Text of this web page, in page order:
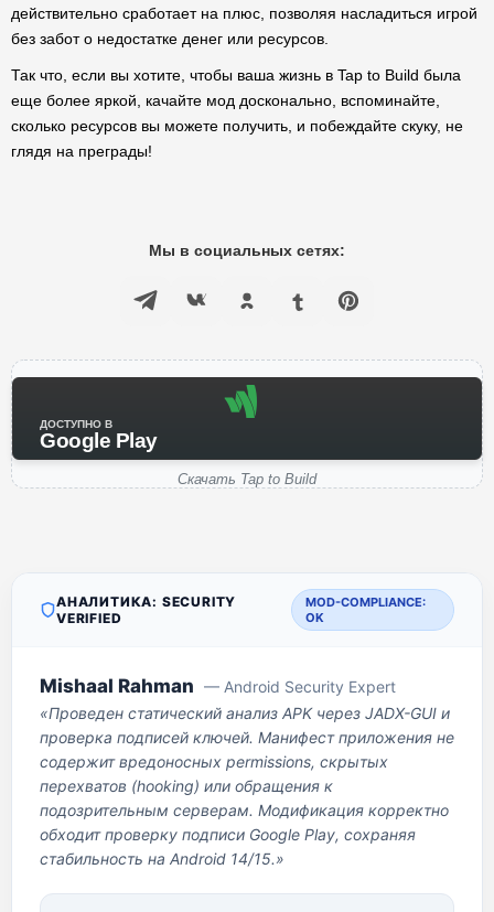
действительно сработает на плюс, позволяя насладиться игрой
без забот о недостатке денег или ресурсов.
Так что, если вы хотите, чтобы ваша жизнь в Tap to Build была
еще более яркой, качайте мод досконально, вспоминайте,
сколько ресурсов вы можете получить, и побеждайте скуку, не
глядя на преграды!
Мы в социальных сетях:
ДОСТУПНО В
Google Play
Скачать Tap to Build
АНАЛИТИКА: SECURITY
VERIFIED
MOD-COMPLIANCE:
OK
Mishaal Rahman — Android Security Expert
«Проведен статический анализ APK через JADX-GUI и
проверка подписей ключей. Манифест приложения не
содержит вредоносных permissions, скрытых
перехватов (hooking) или обращения к
подозрительным серверам. Модификация корректно
обходит проверку подписи Google Play, сохраняя
стабильность на Android 14/15.»